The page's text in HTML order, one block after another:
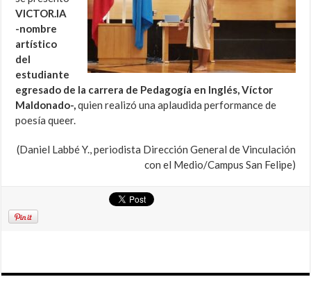
VICTOR.IA
-nombre
artístico
del
estudiante
egresado de la carrera de Pedagogía en Inglés, Víctor
Maldonado-, quien realizó una aplaudida performance de
poesía queer.
(Daniel Labbé Y., periodista Dirección General de Vinculación
con el Medio/Campus San Felipe)